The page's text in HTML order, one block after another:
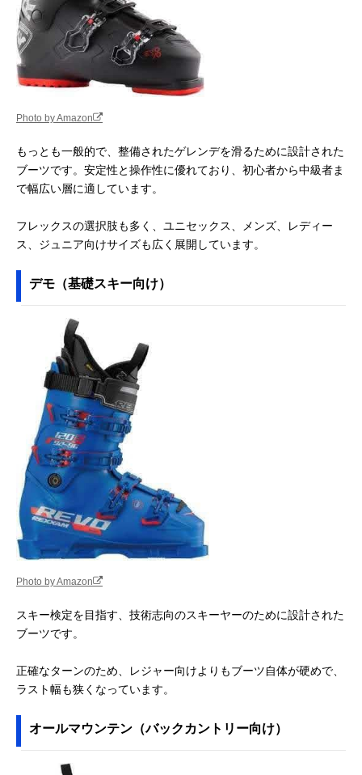
Photo by Amazon
もっとも一般的で、整備されたゲレンデを滑るために設計された
ブーツです。安定性と操作性に優れており、初心者から中級者ま
で幅広い層に適しています。
フレックスの選択肢も多く、ユニセックス、メンズ、レディー
ス、ジュニア向けサイズも広く展開しています。
デモ（基礎スキー向け）
Photo by Amazon
スキー検定を目指す、技術志向のスキーヤーのために設計された
ブーツです。
正確なターンのため、レジャー向けよりもブーツ自体が硬めで、
ラスト幅も狭くなっています。
オールマウンテン（バックカントリー向け）